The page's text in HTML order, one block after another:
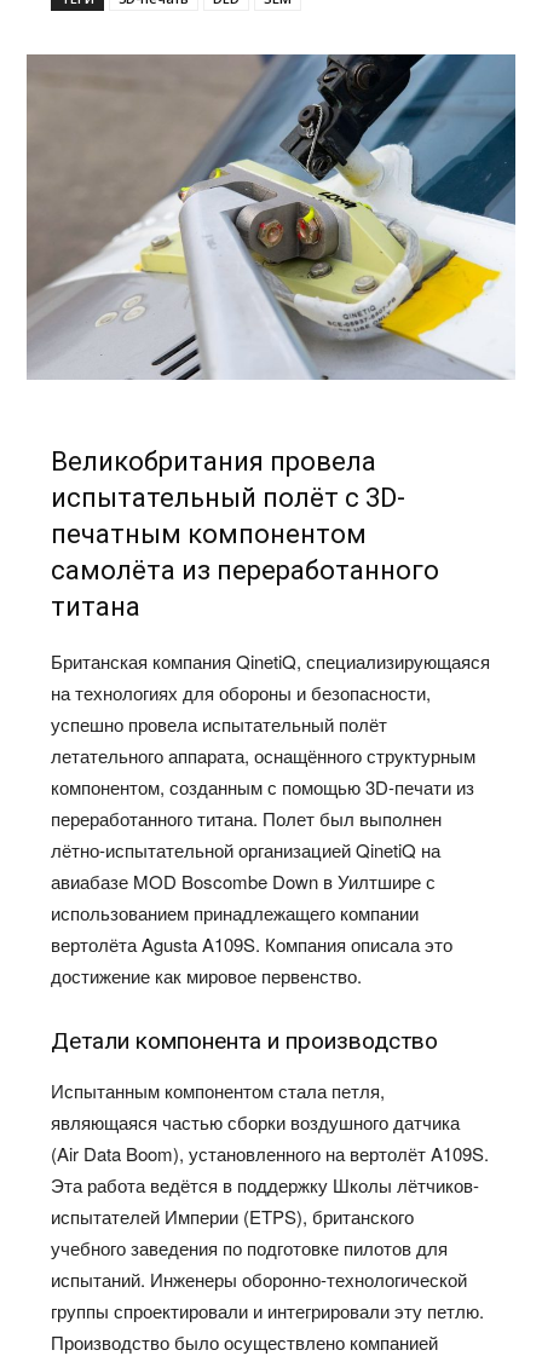
Великобритания провела
испытательный полёт с 3D-
печатным компонентом
самолёта из переработанного
титана
Британская компания QinetiQ, специализирующаяся
на технологиях для обороны и безопасности,
успешно провела испытательный полёт
летательного аппарата, оснащённого структурным
компонентом, созданным с помощью 3D-печати из
переработанного титана. Полет был выполнен
лётно-испытательной организацией QinetiQ на
авиабазе MOD Boscombe Down в Уилтшире с
использованием принадлежащего компании
вертолёта Agusta A109S. Компания описала это
достижение как мировое первенство.
Детали компонента и производство
Испытанным компонентом стала петля,
являющаяся частью сборки воздушного датчика
(Air Data Boom), установленного на вертолёт A109S.
Эта работа ведётся в поддержку Школы лётчиков-
испытателей Империи (ETPS), британского
учебного заведения по подготовке пилотов для
испытаний. Инженеры оборонно-технологической
группы спроектировали и интегрировали эту петлю.
Производство было осуществлено компанией